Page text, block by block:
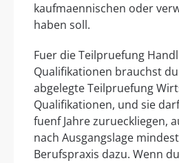
kaufmaennischen oder
haben soll.
Fuer die Teilpruefung
Qualifikationen brauchst
abgelegte Teilpruefung
Qualifikationen, und sie
fuenf Jahre zurueckliegen,
nach Ausgangslage
Berufspraxis dazu. Wenn